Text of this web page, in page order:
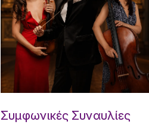
Συμφωνικές Συναυλίες